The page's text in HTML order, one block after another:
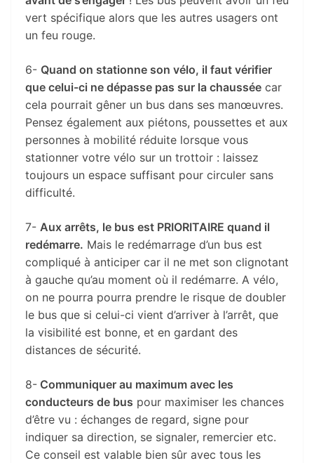
vert spécifique alors que les autres usagers ont
un feu rouge.
6- Quand on stationne son vélo, il faut vérifier
que celui-ci ne dépasse pas sur la chaussée car
cela pourrait gêner un bus dans ses manœuvres.
Pensez également aux piétons, poussettes et aux
personnes à mobilité réduite lorsque vous
stationner votre vélo sur un trottoir : laissez
toujours un espace suffisant pour circuler sans
difficulté.
7- Aux arrêts, le bus est PRIORITAIRE quand il
redémarre. Mais le redémarrage d’un bus est
compliqué à anticiper car il ne met son clignotant
à gauche qu’au moment où il redémarre. A vélo,
on ne pourra pourra prendre le risque de doubler
le bus que si celui-ci vient d’arriver à l’arrêt, que
la visibilité est bonne, et en gardant des
distances de sécurité.
8- Communiquer au maximum avec les
conducteurs de bus pour maximiser les chances
d’être vu : échanges de regard, signe pour
indiquer sa direction, se signaler, remercier etc.
Ce conseil est valable bien sûr avec tous les